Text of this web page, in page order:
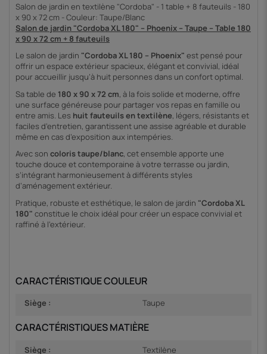
Salon de jardin en textilène "Cordoba" - 1 table + 8 fauteuils - 180
x 90 x 72 cm - Couleur: Taupe/Blanc
Salon de jardin "Cordoba XL 180" – Phoenix – Taupe – Table 180
x 90 x 72 cm + 8 fauteuils
Le salon de jardin "Cordoba XL 180 – Phoenix" est pensé pour
offrir un espace extérieur spacieux, élégant et convivial, idéal
pour accueillir jusqu’à huit personnes dans un confort optimal.
Sa table de 180 x 90 x 72 cm, à la fois solide et moderne, offre
une surface généreuse pour partager vos repas en famille ou
entre amis. Les huit fauteuils en textilène, légers, résistants et
faciles d’entretien, garantissent une assise agréable et durable
même en cas d’exposition aux intempéries.
Avec son coloris taupe/blanc, cet ensemble apporte une
touche douce et contemporaine à votre terrasse ou jardin,
s’intégrant harmonieusement à différents styles
d’aménagement extérieur.
Pratique, robuste et esthétique, le salon de jardin "Cordoba XL
180" constitue le choix idéal pour créer un espace convivial et
raffiné à l’extérieur.
CARACTÉRISTIQUE COULEUR
Siège : Taupe
CARACTÉRISTIQUES MATIÈRE
Siège : Textilène